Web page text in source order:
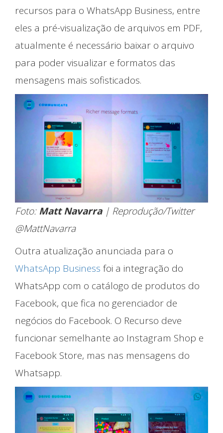
recursos para o WhatsApp Business, entre
eles a pré-visualização de arquivos em PDF,
atualmente é necessário baixar o arquivo
para poder visualizar e formatos das
mensagens mais sofisticados.
Foto:Matt Navarra| Reprodução/Twitter
@MattNavarra
Outra atualização anunciada para o
WhatsApp Business foi a integração do
WhatsApp com o catálogo de produtos do
Facebook, que fica no gerenciador de
negócios do Facebook. O Recurso deve
funcionar semelhante ao Instagram Shop e
Facebook Store‎, mas nas mensagens do
Whatsapp.